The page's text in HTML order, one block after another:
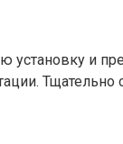
установку и
Тщательно